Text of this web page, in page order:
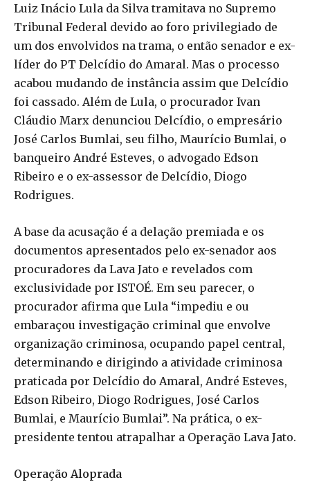
Luiz Inácio Lula da Silva tramitava no Supremo
Tribunal Federal devido ao foro privilegiado de
um dos envolvidos na trama, o então senador e ex-
líder do PT Delcídio do Amaral. Mas o processo
acabou mudando de instância assim que Delcídio
foi cassado. Além de Lula, o procurador Ivan
Cláudio Marx denunciou Delcídio, o empresário
José Carlos Bumlai, seu filho, Maurício Bumlai, o
banqueiro André Esteves, o advogado Edson
Ribeiro e o ex-assessor de Delcídio, Diogo
Rodrigues.
A base da acusação é a delação premiada e os
documentos apresentados pelo ex-senador aos
procuradores da Lava Jato e revelados com
exclusividade por ISTOÉ. Em seu parecer, o
procurador afirma que Lula “impediu e ou
embaraçou investigação criminal que envolve
organização criminosa, ocupando papel central,
determinando e dirigindo a atividade criminosa
praticada por Delcídio do Amaral, André Esteves,
Edson Ribeiro, Diogo Rodrigues, José Carlos
Bumlai, e Maurício Bumlai”. Na prática, o ex-
presidente tentou atrapalhar a Operação Lava Jato.
Operação Aloprada